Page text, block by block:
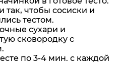
так, чтобы сосиски и
тестом.
сухари и
сковородку с
по 3-4 мин. с каждой